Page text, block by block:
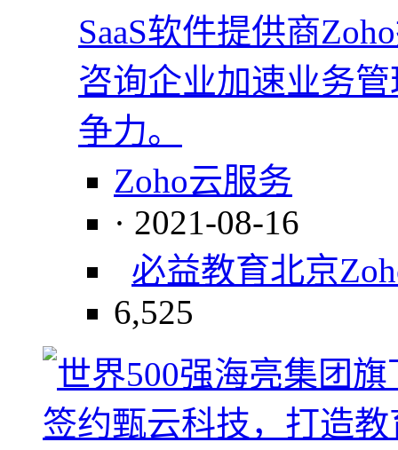
SaaS软件提供商
咨询企业加速业务
争力。
Zoho云服务
· 2021-08-16
必益教育北京
6,525